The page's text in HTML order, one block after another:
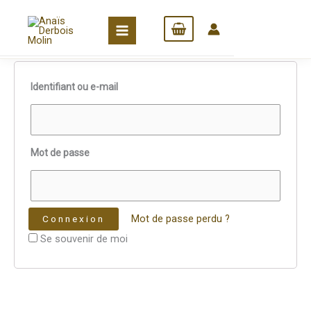
contenu
Mes cours
Connexion
Identifiant ou e-mail
Mot de passe
Mot de passe perdu ?
Se souvenir de moi